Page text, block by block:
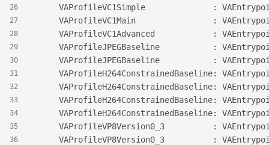
26
27
28
29
30
31
32
33
34
35
36
VAProfileVC1Simple
VAProfileVC1Main
VAProfileVC1Advanced
VAProfileJPEGBaseline
VAProfileVP8Version0_3